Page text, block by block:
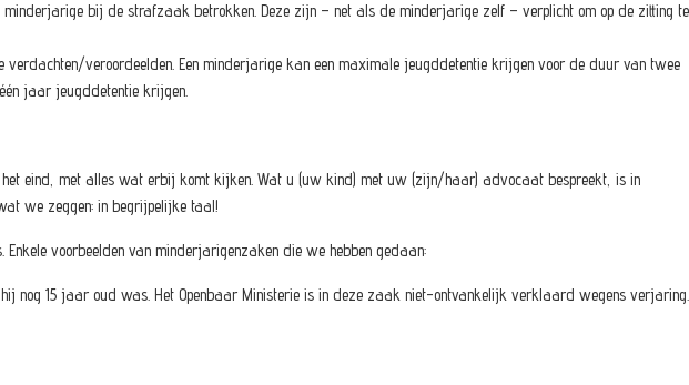
bij de strafzaak betrokken. Deze zijn – net als de minderjarige zelf – verplicht om op de zitting te
veroordeelden. Een minderjarige kan een maximale jeugddetentie krijgen voor de duur van twee
jaar jeugddetentie krijgen.
eind, met alles wat erbij komt kijken. Wat u (uw kind) met uw (zijn/haar) advocaat bespreekt, is in
we zeggen: in begrijpelijke taal!
voorbeelden van minderjarigenzaken die we hebben gedaan:
nog 15 jaar oud was. Het Openbaar Ministerie is in deze zaak niet-ontvankelijk verklaard wegens verjaring.